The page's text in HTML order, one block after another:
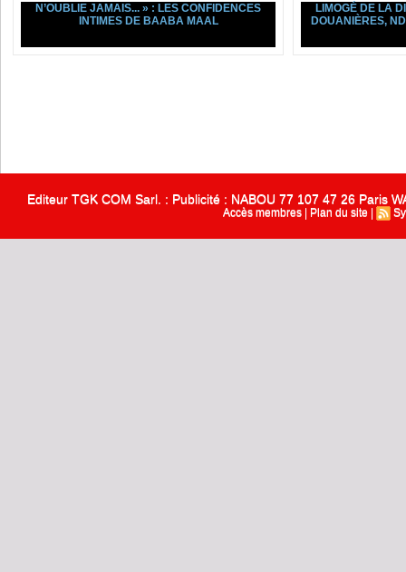
N’OUBLIE JAMAIS... » : LES CONFIDENCES
INTIMES DE BAABA MAAL
LIMOGÉ DE LA
DOUANIÈRES,
Editeur TGK COM Sarl. : Publicité : NABOU 77 107 47 26 Paris
Accès membres Plan du site